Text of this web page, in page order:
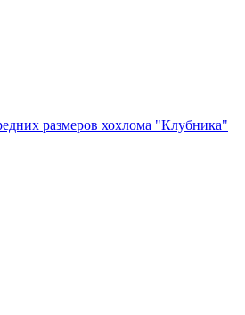
размеров хохлома "Клубника"